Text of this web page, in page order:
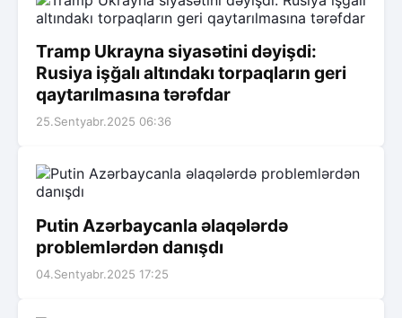
Tramp Ukrayna siyasətini dəyişdi:
Rusiya işğalı altındakı torpaqların geri
qaytarılmasına tərəfdar
25.Sentyabr.2025 06:36
Putin Azərbaycanla əlaqələrdə
problemlərdən danışdı
04.Sentyabr.2025 17:25